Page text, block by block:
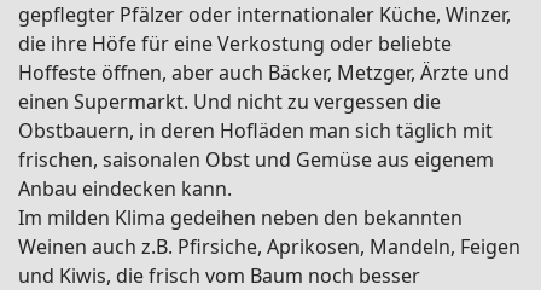
gepflegter Pfälzer oder internationaler Küche, Winzer,
die ihre Höfe für eine Verkostung oder beliebte
Hoffeste öffnen, aber auch Bäcker, Metzger, Ärzte und
einen Supermarkt. Und nicht zu vergessen die
Obstbauern, in deren Hofläden man sich täglich mit
frischen, saisonalen Obst und Gemüse aus eigenem
Anbau eindecken kann.
Im milden Klima gedeihen neben den bekannten
Weinen auch z.B. Pfirsiche, Aprikosen, Mandeln, Feigen
und Kiwis, die frisch vom Baum noch besser